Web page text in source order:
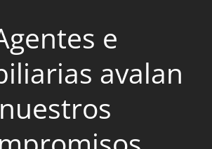
e
avalan
nuestros